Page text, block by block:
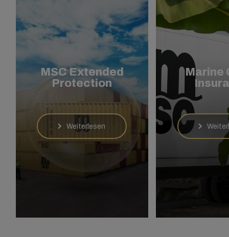
MSC Extended
Protection
Weiterlesen
Marine